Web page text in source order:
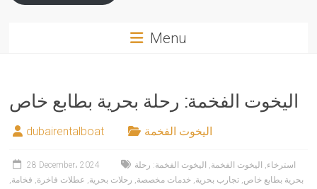
Menu
اليخوت الفخمة: رحلة بحرية بطابع خاص
dubairentalboat اليخوت الفخمة
28 December، 2024 استرخاء, اليخوت الفخمة, اليخوت الفخمة: رحلة
بحرية بطابع خاص, تجارب بحرية, خدمات مخصصة, رحلات بحرية, عطلات فاخرة, فخامة,